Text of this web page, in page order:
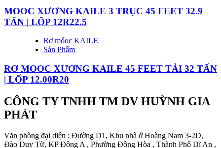
MOOC XƯƠNG KAILE 3 TRỤC 45 FEET 32.9
TẤN | LỐP 12R22.5
Rơ móoc KAILE
Sản Phẩm
RƠ MOOC XƯƠNG KAILE 45 FEET TẢI 32 TẤN
| LỐP 12.00R20
CÔNG TY TNHH TM DV HUỲNH GIA
PHÁT
Văn phòng đại diện : Đường D1, Khu nhà ở Hoàng Nam 3-2D,
Đào Duy Từ, KP Đông A , Phường Đông Hòa , Thành Phố Dĩ An ,